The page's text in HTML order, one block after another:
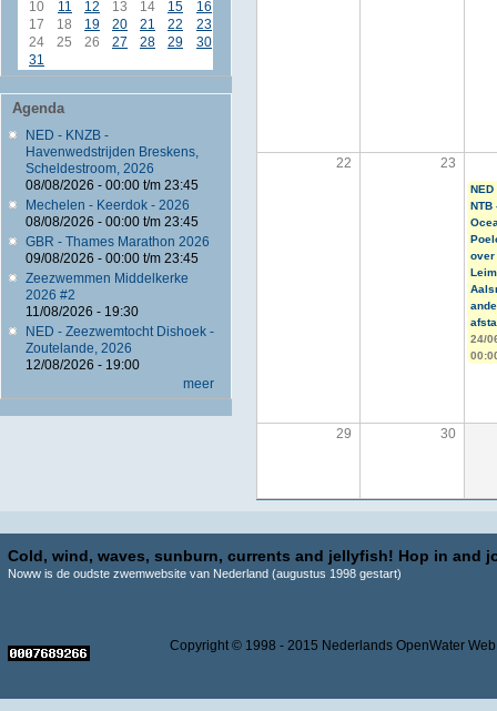
10
11 12 13 14 15
16
17
18 19 20 21 22
23
24
25 26 27 28 29
30
31
Agenda
NED - KNZB -
Havenwedstrijden Breskens,
Scheldestroom, 2026
08/08/2026 - 00:00t/m 23:45
Mechelen - Keerdok - 2026
08/08/2026 - 00:00t/m 23:45
GBR - Thames Marathon 2026
09/08/2026 - 00:00t/m 23:45
Zeezwemmen Middelkerke
2026 #2
11/08/2026 - 19:30
NED - Zeezwemtocht Dishoek -
Zoutelande, 2026
12/08/2026 - 19:00
meer
22 23
NED
NTB
over
24/
29 30
Cold, wind, waves, sunburn, currents and jellyfish! Hop in and
Noww is de oudste zwemwebsite van Nederland (augustus 1998 gestart)
Copyright © 1998 - 2015 Nederlands OpenWater